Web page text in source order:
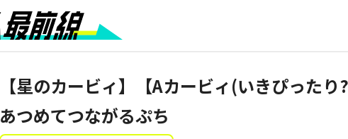
【星のカービィ】【Aカービィ(いきぴった
あつめてつながるぷち